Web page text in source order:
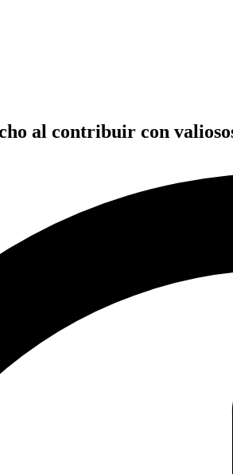
al contribuir con